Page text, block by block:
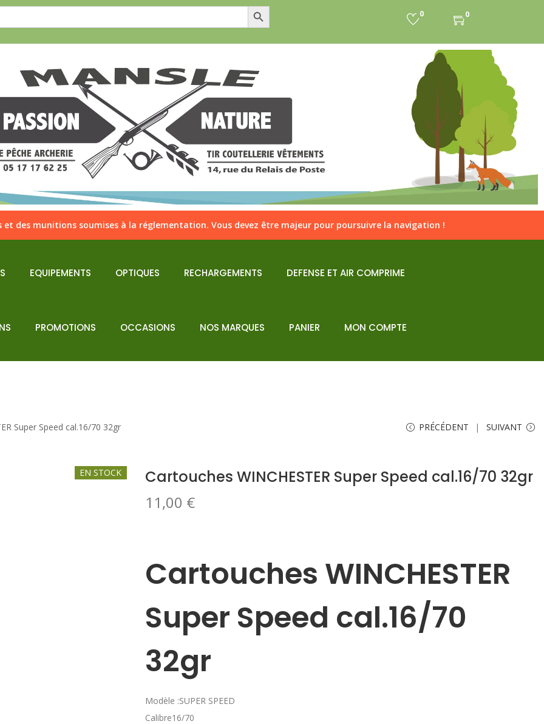
Search Button
0 0
des munitions soumises à la réglementation. Vous devez être majeur pour poursuivre la navigation !
EQUIPEMENTS OPTIQUES RECHARGEMENTS DEFENSE ET AIR COMPRIME
PROMOTIONS OCCASIONS NOS MARQUES PANIER MON COMPTE
Super Speed cal.16/70 32gr PRÉCÉDENT SUIVANT
EN STOCK
Cartouches WINCHESTER Super Speed cal.16/70 32gr
11,00 €
Cartouches WINCHESTER
Super Speed cal.16/70
32gr
Modèle :SUPER SPEED
Calibre16/70